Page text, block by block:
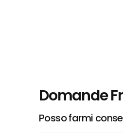
Domande
Posso farmi